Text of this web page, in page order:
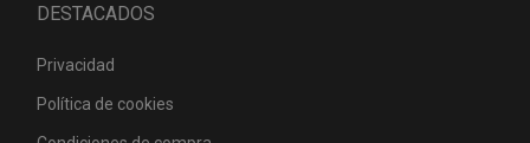
DESTACADOS
Privacidad
Política de cookies